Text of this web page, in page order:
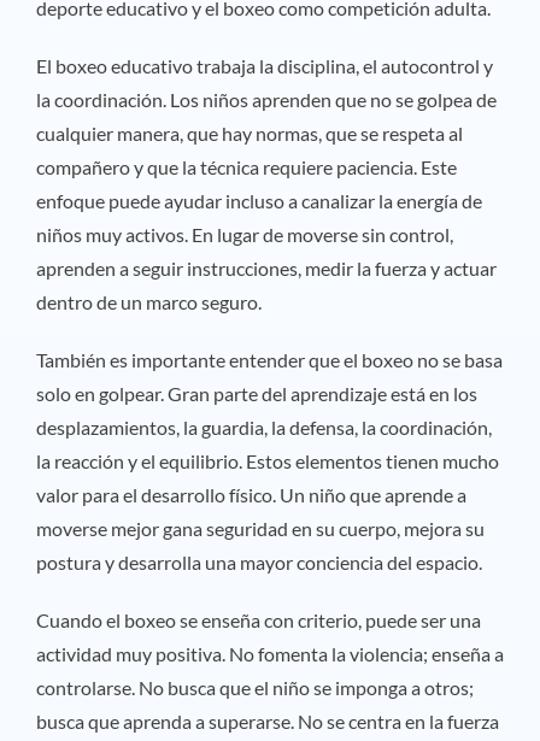
deporte educativo y el boxeo como competición adulta.
El boxeo educativo trabaja la disciplina, el autocontrol y
la coordinación. Los niños aprenden que no se golpea de
cualquier manera, que hay normas, que se respeta al
compañero y que la técnica requiere paciencia. Este
enfoque puede ayudar incluso a canalizar la energía de
niños muy activos. En lugar de moverse sin control,
aprenden a seguir instrucciones, medir la fuerza y actuar
dentro de un marco seguro.
También es importante entender que el boxeo no se basa
solo en golpear. Gran parte del aprendizaje está en los
desplazamientos, la guardia, la defensa, la coordinación,
la reacción y el equilibrio. Estos elementos tienen mucho
valor para el desarrollo físico. Un niño que aprende a
moverse mejor gana seguridad en su cuerpo, mejora su
postura y desarrolla una mayor conciencia del espacio.
Cuando el boxeo se enseña con criterio, puede ser una
actividad muy positiva. No fomenta la violencia; enseña a
controlarse. No busca que el niño se imponga a otros;
busca que aprenda a superarse. No se centra en la fuerza